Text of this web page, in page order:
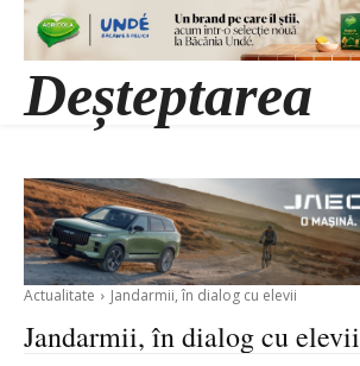
Deșteptarea
Actualitate Jandarmii, în dialog cu elevii
Jandarmii, în dialog cu elevii